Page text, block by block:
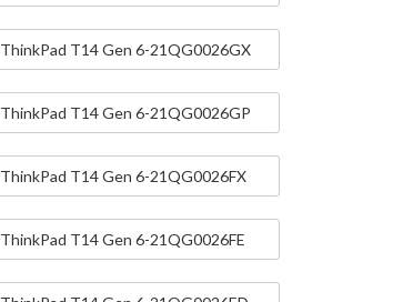
ThinkPad T14 Gen 6-21QG0026GX
ThinkPad T14 Gen 6-21QG0026GP
ThinkPad T14 Gen 6-21QG0026FX
ThinkPad T14 Gen 6-21QG0026FE